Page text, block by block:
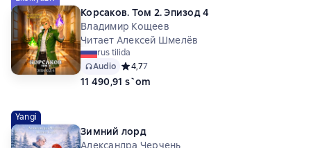
Корсаков. Том 2. Эпизод 4
Владимир Кощеев
Читает Алексей Шмелёв
rus tilida
Audio Средний рейтинг 4,7 на основе 7 оценок
4,77
11 490,91 s`om
Yangi
Зимний лорд
Александра Черчень